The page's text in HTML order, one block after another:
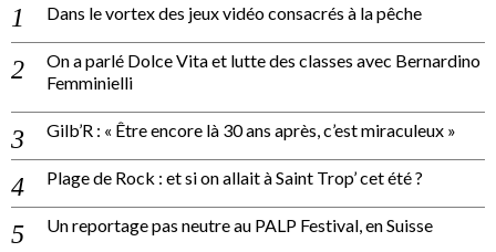
Dans le vortex des jeux vidéo consacrés à la pêche
On a parlé Dolce Vita et lutte des classes avec Bernardino
Femminielli
Gilb’R : « Être encore là 30 ans après, c’est miraculeux »
Plage de Rock : et si on allait à Saint Trop’ cet été ?
Un reportage pas neutre au PALP Festival, en Suisse